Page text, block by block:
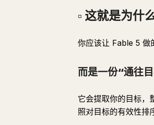
▫️ 这就是为什
你应该让 Fable 5 做
而是一份“通往
它会提取你的目标，
照对目标的有效性排